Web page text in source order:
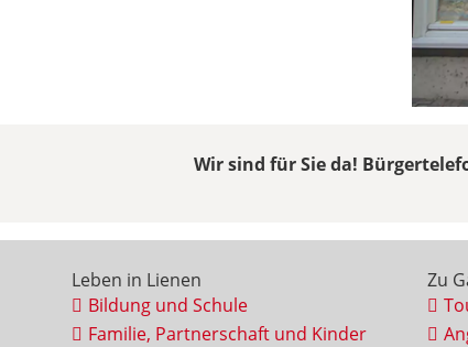
Wir sind für Sie da!
Leben in Lienen
Bildung und Schule
Familie, Partnerschaft und Kinder
Zu